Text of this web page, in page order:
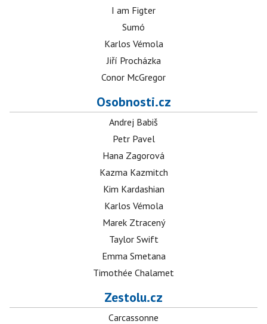
I am Figter
Sumó
Karlos Vémola
Jiří Procházka
Conor McGregor
Osobnosti.cz
Andrej Babiš
Petr Pavel
Hana Zagorová
Kazma Kazmitch
Kim Kardashian
Karlos Vémola
Marek Ztracený
Taylor Swift
Emma Smetana
Timothée Chalamet
Zestolu.cz
Carcassonne